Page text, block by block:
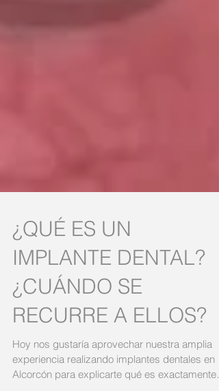
¿QUÉ ES UN
IMPLANTE DENTAL?
¿CUÁNDO SE
RECURRE A ELLOS?
Hoy nos gustaría aprovechar nuestra amplia
experiencia realizando implantes dentales en